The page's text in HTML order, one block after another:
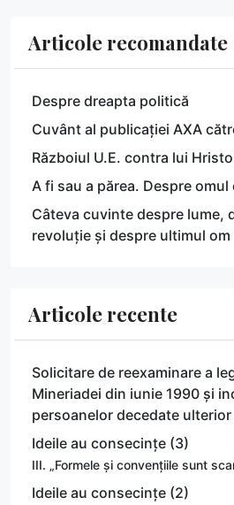
Articole recomandate
Despre dreapta politică
Cuvânt al publicației AXA
Războiul U.E. contra lui
A fi sau a părea. Despre
Câteva cuvinte despre lume,
revoluție și despre ultimul om
Articole recente
Solicitare de reexaminare a
Mineriadei din iunie 1990 și
persoanelor decedate ulterior
Ideile au consecințe (3)
III. „Formele și convențiile sunt
Ideile au consecințe (2)